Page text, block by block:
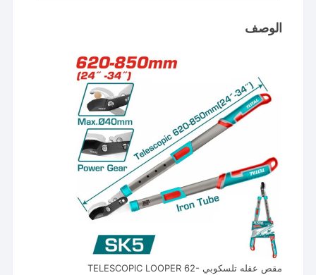
الوصف
مقص عقله تلسكوبي TELESCOPIC LOOPER 62-